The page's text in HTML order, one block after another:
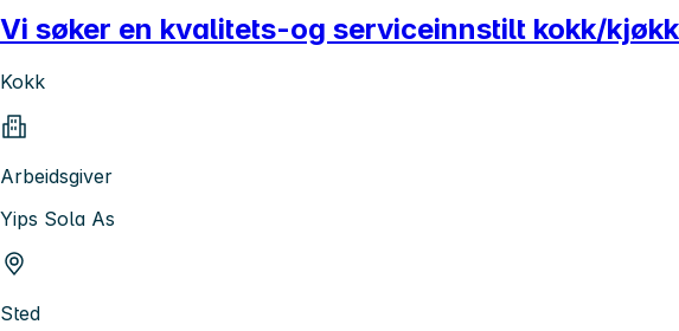
Vi søker en kvalitets-og serviceinnstilt kokk/
Kokk
Arbeidsgiver
Yips Sola As
Sted